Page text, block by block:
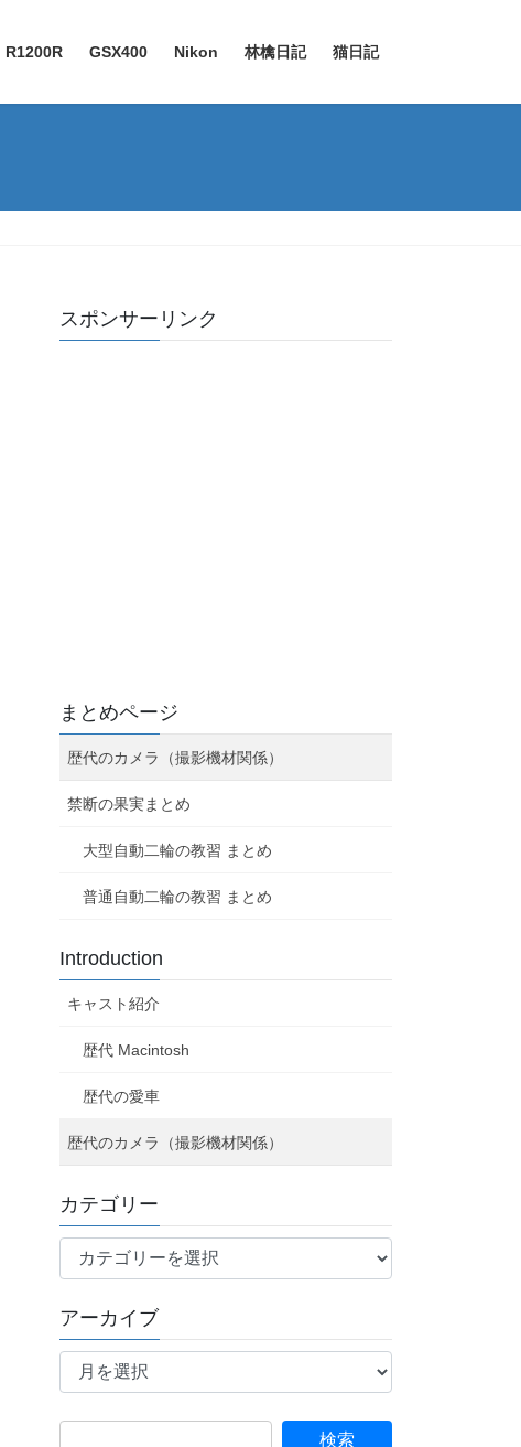
R1200R GSX400 Nikon 林檎日記 猫日記
スポンサーリンク
まとめページ
歴代のカメラ（撮影機材関係）
禁断の果実まとめ
大型自動二輪の教習 まとめ
普通自動二輪の教習 まとめ
Introduction
キャスト紹介
歴代 Macintosh
歴代の愛車
歴代のカメラ（撮影機材関係）
カテゴリー
テ
リ
ー
アーカイブ
ア